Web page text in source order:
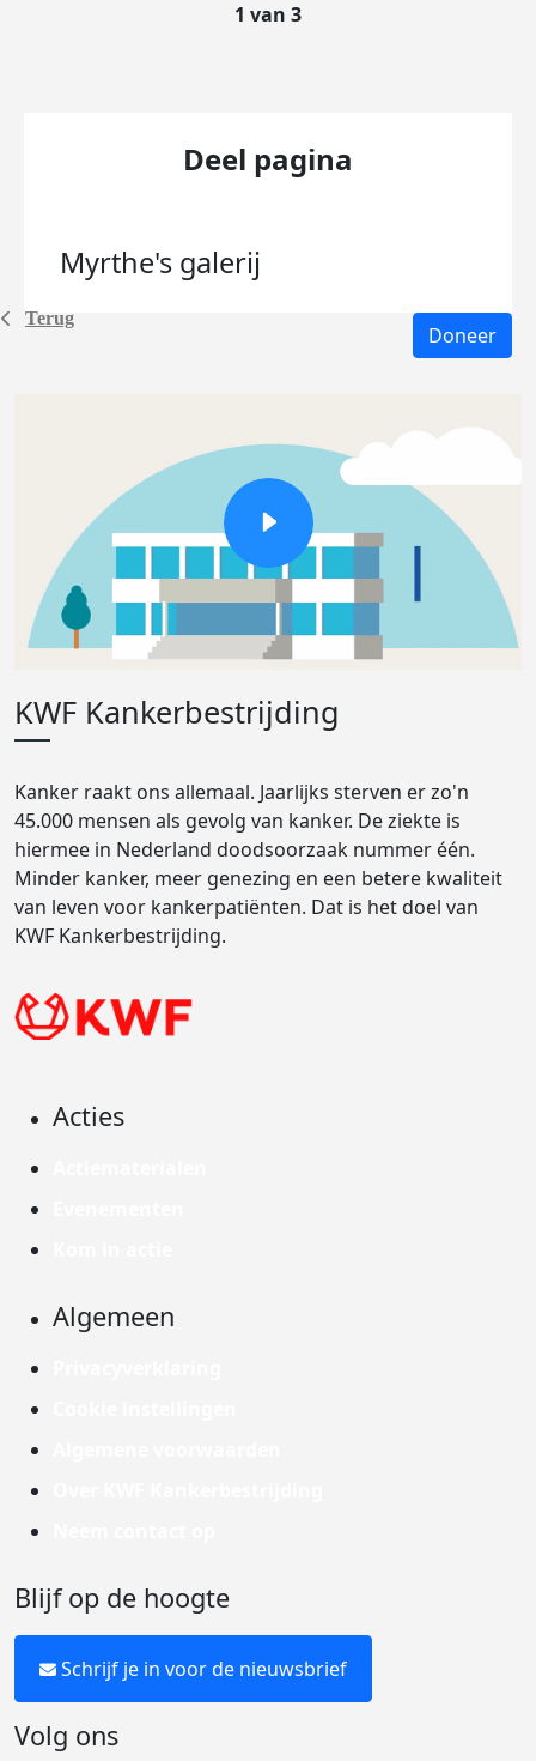
Terug
1 van 3
Deel pagina
Myrthe's galerij
Doneer
KWF Kankerbestrijding
Kanker raakt ons allemaal. Jaarlijks sterven er zo'n
45.000 mensen als gevolg van kanker. De ziekte is
hiermee in Nederland doodsoorzaak nummer één.
Minder kanker, meer genezing en een betere kwaliteit
van leven voor kankerpatiënten. Dat is het doel van
KWF Kankerbestrijding.
Acties
Algemeen
Blijf op de hoogte
Schrijf je in voor de nieuwsbrief
Volg ons